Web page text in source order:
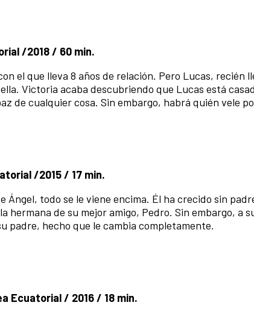
/2018 / 60 min.
el que lleva 8 años de relación. Pero Lucas, recién
Victoria acaba descubriendo que Lucas está
de cualquier cosa. Sin embargo, habrá quién vele
/2015 / 17 min.
Ángel, todo se le viene encima. Él ha crecido sin
hermana de su mejor amigo, Pedro. Sin embargo, a
padre, hecho que le cambia completamente.
Ecuatorial / 2016 / 18 min.